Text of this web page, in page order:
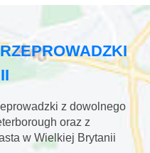
z dowolnego
oraz z
w Wielkiej Brytanii